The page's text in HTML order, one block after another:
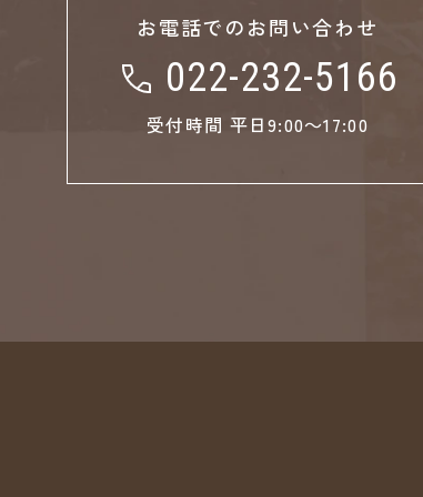
お電話でのお問い合わせ
022-232-5166
受付時間 平日9:00～17:00